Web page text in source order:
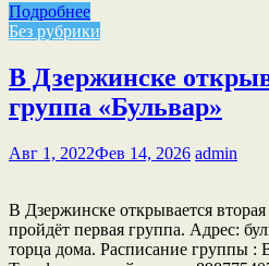
Подробнее
Без рубрики
В Дзержинске
группа «Бульвар»
Авг 1, 2022Фев 14, 2026 admin
В Дзержинске открывается
пройдёт первая группа. Адрес:
торца дома. Расписание группы